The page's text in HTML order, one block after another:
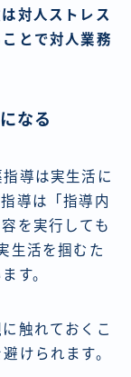
対人ストレス
とで対人業務
なる
導は実生活に
導は「指導内
を実行しても
生活を掴むた
す。
触れておくこ
けられます。